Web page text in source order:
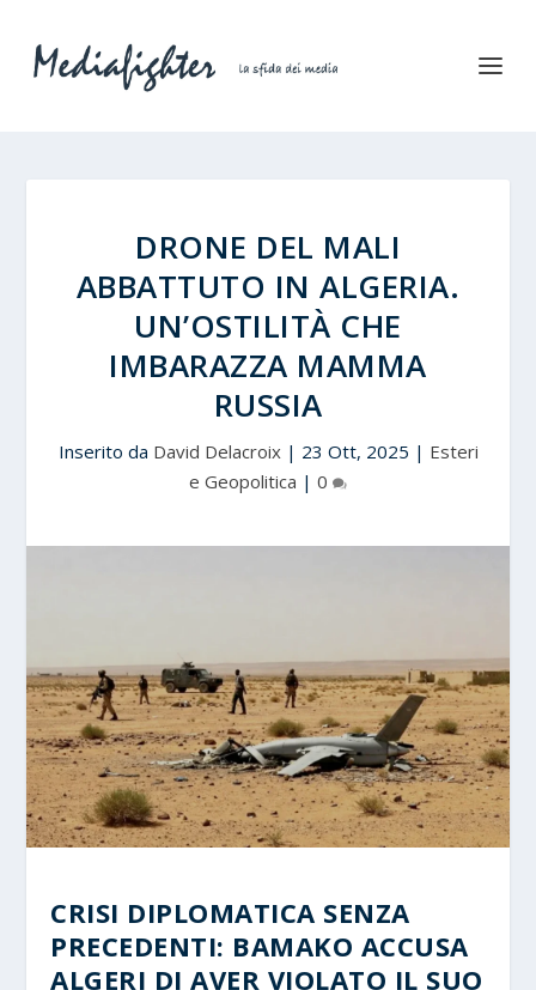
DRONE DEL MALI
ABBATTUTO IN ALGERIA.
UN’OSTILITÀ CHE
IMBARAZZA MAMMA
RUSSIA
Inserito da David Delacroix| 23 Ott, 2025 | Esteri
e Geopolitica | 0
CRISI DIPLOMATICA SENZA
PRECEDENTI: BAMAKO ACCUSA
ALGERI DI AVER VIOLATO IL SUO